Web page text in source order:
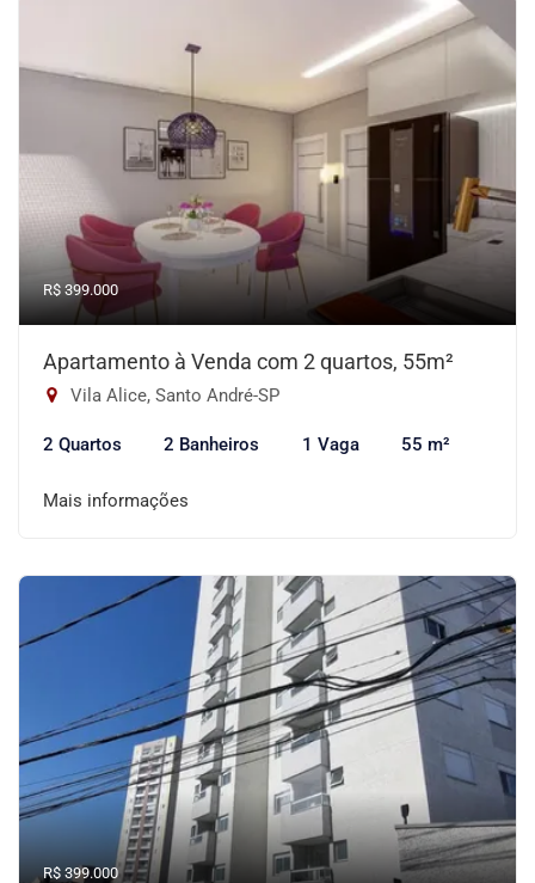
R$ 399.000
Apartamento à Venda com 2 quartos, 55m²
Vila Alice, Santo André-SP
2 Quartos 2 Banheiros 1 Vaga 55 m²
Mais informações
R$ 399.000